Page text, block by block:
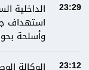
23:29
الداخلية
استهداف
وأسلحة
23:12